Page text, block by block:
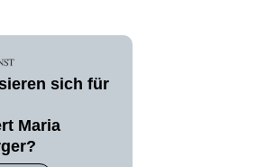
sich für
Maria